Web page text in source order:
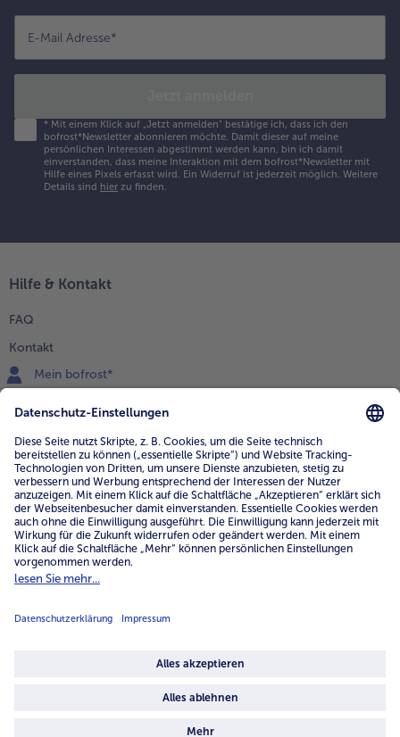
E-Mail Adresse*
* Mit einem Klick auf „Jetzt anmelden" bestätige ich, dass ich den
bofrost*Newsletter abonnieren möchte. Damit dieser auf meine
persönlichen Interessen abgestimmt werden kann, bin ich damit
einverstanden, dass meine Interaktion mit dem bofrost*Newsletter mit
Hilfe eines Pixels erfasst wird. Ein Widerruf ist jederzeit möglich. Weitere
Details sind hier zu finden.
Hilfe & Kontakt
FAQ
Kontakt
Mein bofrost*
0800 - 000 19 18
Mo.-Fr.: 7-21 Uhr Sa: 8-16 Uhr
Service
Unternehmen
Über uns